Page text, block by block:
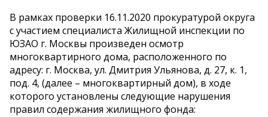
В рамках проверки 16.11.2020 прокуратурой округа
с участием специалиста Жилищной инспекции по
ЮЗАО г. Москвы произведен осмотр
многоквартирного дома, расположенного по
адресу: г. Москва, ул. Дмитрия Ульянова, д. 27, к. 1,
под. 4, (далее – многоквартирный дом), в ходе
которого установлены следующие нарушения
правил содержания жилищного фонда: